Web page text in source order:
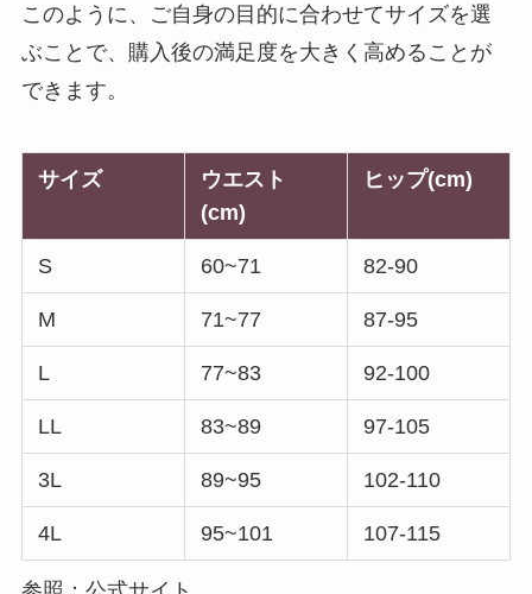
このように、ご自身の目的に合わせてサイズを選
ぶことで、購入後の満足度を大きく高めることが
できます。
サイズ
ウエスト
(cm)
ヒップ(cm)
S 60~71 82-90
M 71~77 87-95
L 77~83 92-100
LL 83~89 97-105
3L 89~95 102-110
4L 95~101 107-115